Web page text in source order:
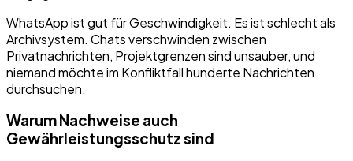
WhatsApp ist gut für Geschwindigkeit. Es ist schlecht als
Archivsystem. Chats verschwinden zwischen
Privatnachrichten, Projektgrenzen sind unsauber, und
niemand möchte im Konfliktfall hunderte Nachrichten
durchsuchen.
Warum Nachweise auch
Gewährleistungsschutz sind